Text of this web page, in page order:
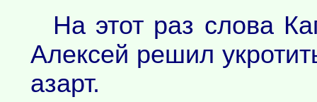
На этот раз слова
Алексей решил
азарт.